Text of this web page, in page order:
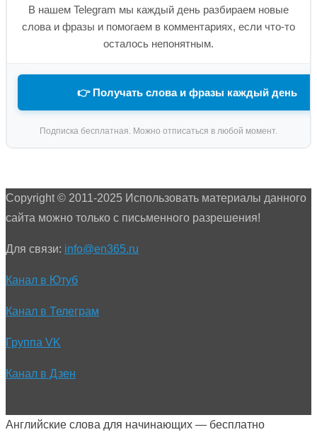
В нашем Telegram мы каждый день разбираем новые
слова и фразы и помогаем в комментариях, если что-то
осталось непонятным.
👉 Получать слова и фразы каждый день
Подписка бесплатная. Можно отписаться в любой момент.
Copyright © 2011-2025 Использовать материалы данного
сайта можно только с письменного разрешения!
Для связи: info@en365.ru
Канал в Ютуб
Канал в Телеграм
Группа VK
Канал в Дзен
Английские слова для начинающих — бесплатно